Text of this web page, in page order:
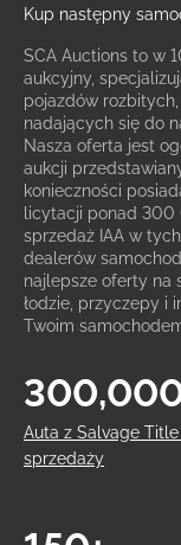
Kup następny
SCA Auctions to w
aukcyjny,
pojazdów
nadających się do
Nasza oferta jest
aukcji
konieczności
licytacji ponad
sprzedaż IAA w
dealerów
najlepsze oferty na
łodzie, przyczepy i
Twoim
Auta z Salvage
sprzedaży